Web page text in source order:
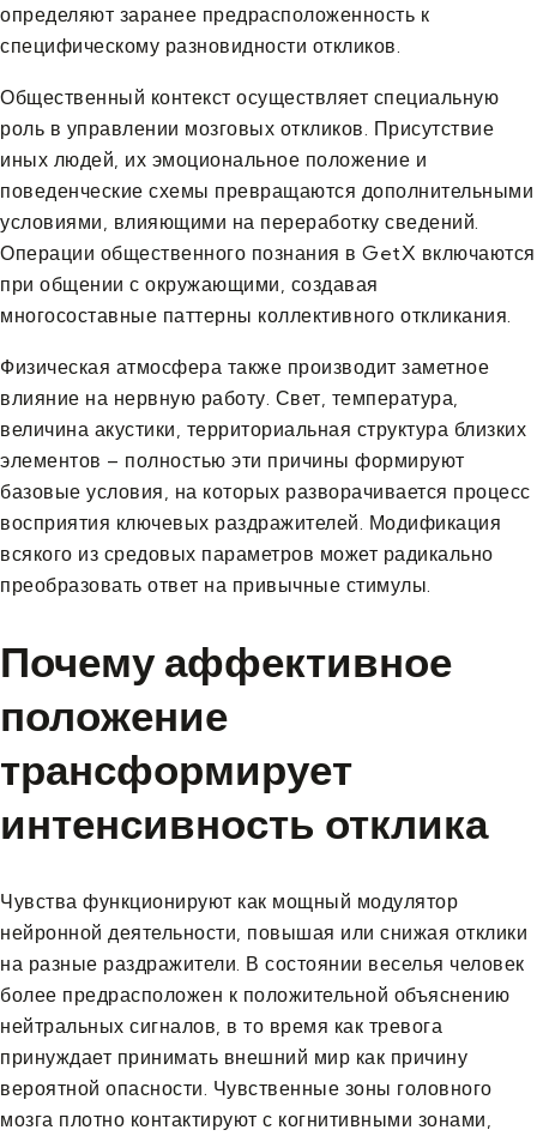
определяют заранее предрасположенность к
специфическому разновидности откликов.
Общественный контекст осуществляет специальную
роль в управлении мозговых откликов. Присутствие
иных людей, их эмоциональное положение и
поведенческие схемы превращаются дополнительными
условиями, влияющими на переработку сведений.
Операции общественного познания в GetX включаются
при общении с окружающими, создавая
многосоставные паттерны коллективного откликания.
Физическая атмосфера также производит заметное
влияние на нервную работу. Свет, температура,
величина акустики, территориальная структура близких
элементов – полностью эти причины формируют
базовые условия, на которых разворачивается процесс
восприятия ключевых раздражителей. Модификация
всякого из средовых параметров может радикально
преобразовать ответ на привычные стимулы.
Почему аффективное
положение
трансформирует
интенсивность отклика
Чувства функционируют как мощный модулятор
нейронной деятельности, повышая или снижая отклики
на разные раздражители. В состоянии веселья человек
более предрасположен к положительной объяснению
нейтральных сигналов, в то время как тревога
принуждает принимать внешний мир как причину
вероятной опасности. Чувственные зоны головного
мозга плотно контактируют с когнитивными зонами,